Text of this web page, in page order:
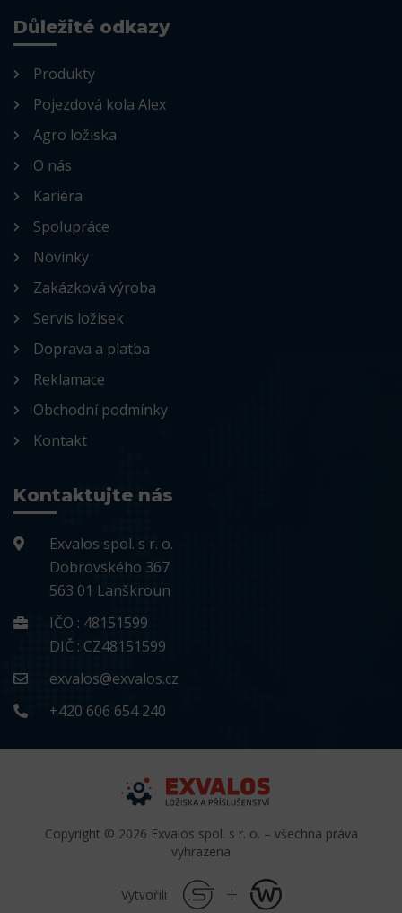
Důležité odkazy
Produkty
Pojezdová kola Alex
Agro ložiska
O nás
Kariéra
Spolupráce
Novinky
Zakázková výroba
Servis ložisek
Doprava a platba
Reklamace
Obchodní podmínky
Kontakt
Kontaktujte nás
Exvalos spol. s r. o.
Dobrovského 367
563 01 Lanškroun
IČO : 48151599
DIČ : CZ48151599
exvalos@exvalos.cz
+420 606 654 240
Copyright © 2026 Exvalos spol. s r. o. – všechna práva
vyhrazena
Vytvořili